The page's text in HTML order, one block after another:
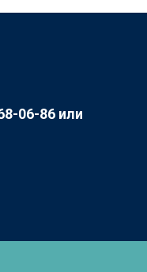
06-86 или